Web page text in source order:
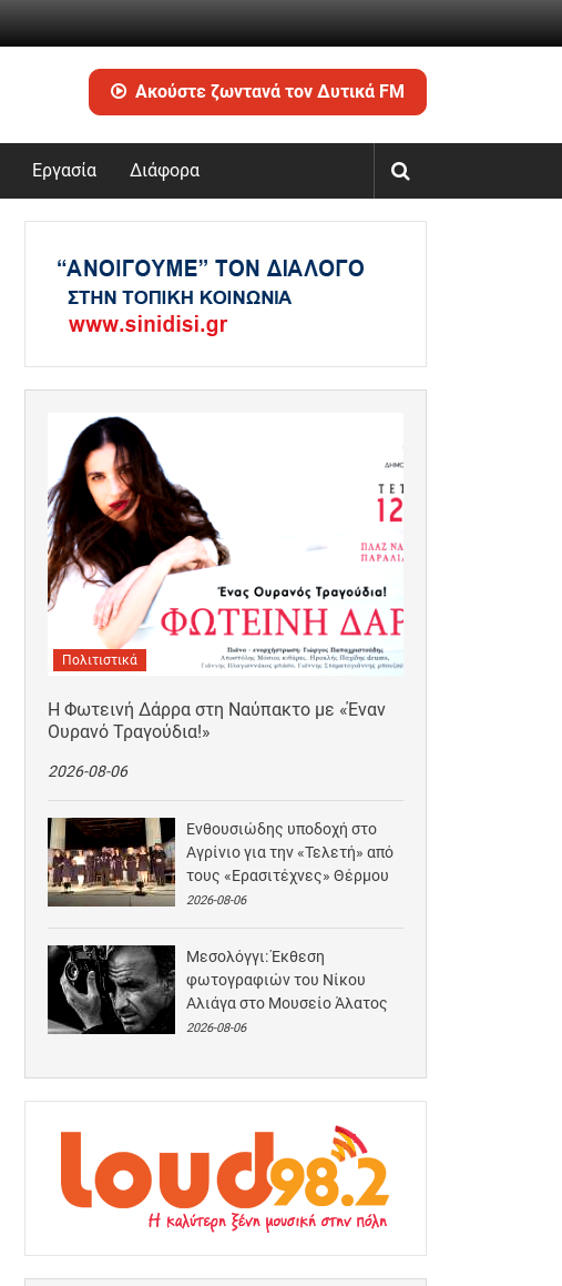
Ακούστε ζωντανά τον Δυτικά FM
Εργασία Διάφορα
Πολιτιστικά
Η Φωτεινή Δάρρα στη Ναύπακτο με «Έναν
Ουρανό Τραγούδια!»
2026-08-06
Ενθουσιώδης υποδοχή στο
Αγρίνιο για την «Τελετή» από
τους «Ερασιτέχνες» Θέρμου
2026-08-06
Μεσολόγγι: Έκθεση
φωτογραφιών του Νίκου
Αλιάγα στο Μουσείο Άλατος
2026-08-06